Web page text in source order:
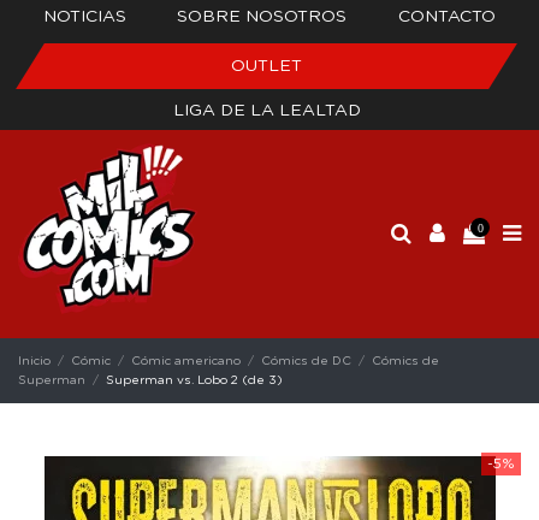
NOTICIAS SOBRE NOSOTROS CONTACTO
OUTLET
LIGA DE LA LEALTAD
0
Inicio Cómic Cómic americano Cómics de DC
Cómics de
Superman
Superman vs. Lobo 2 (de 3)
-5%